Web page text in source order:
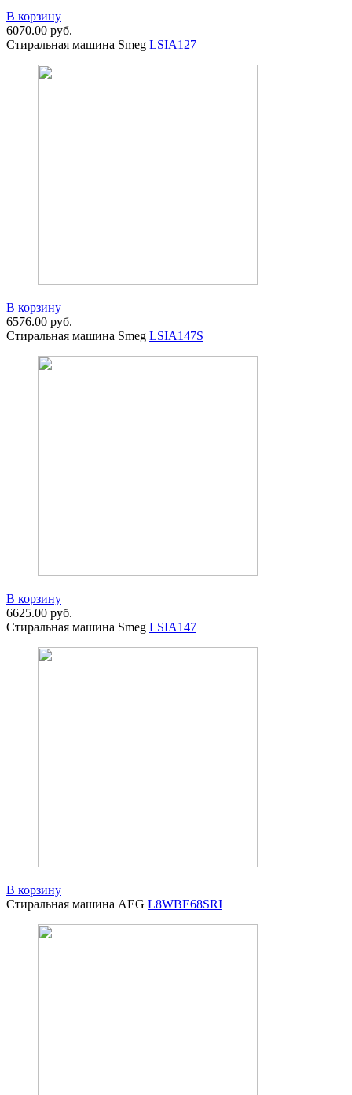
В корзину
6070.00 руб.
Стиральная машина Smeg LSIA127
В корзину
6576.00 руб.
Стиральная машина Smeg LSIA147S
В корзину
6625.00 руб.
Стиральная машина Smeg LSIA147
В корзину
Стиральная машина AEG L8WBE68SRI